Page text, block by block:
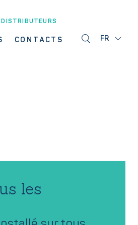
CONTACTS
DISTRIBUTEURS
FR
les